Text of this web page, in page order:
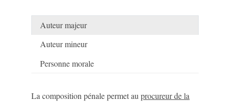
Auteur majeur
Auteur mineur
Personne morale
La composition pénale permet auprocureur de la